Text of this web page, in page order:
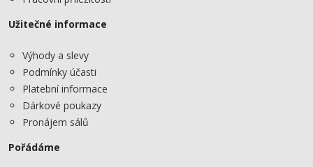
Užitečné informace
Výhody a slevy
Podmínky účasti
Platební informace
Dárkové poukazy
Pronájem sálů
Pořádáme